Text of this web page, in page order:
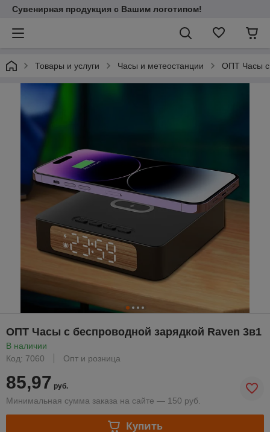
Сувенирная продукция с Вашим логотипом!
Товары и услуги Часы и метеостанции ОПТ Часы с
ОПТ Часы с беспроводной зарядкой Raven 3в1
В наличии
Код: 7060
Опт и розница
85,97 руб.
Минимальная сумма заказа на сайте — 150 руб.
Купить